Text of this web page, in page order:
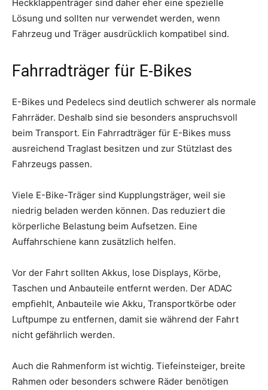
Heckklappenträger sind daher eher eine spezielle
Lösung und sollten nur verwendet werden, wenn
Fahrzeug und Träger ausdrücklich kompatibel sind.
Fahrradträger für E-Bikes
E-Bikes und Pedelecs sind deutlich schwerer als normale
Fahrräder. Deshalb sind sie besonders anspruchsvoll
beim Transport. Ein Fahrradträger für E-Bikes muss
ausreichend Traglast besitzen und zur Stützlast des
Fahrzeugs passen.
Viele E-Bike-Träger sind Kupplungsträger, weil sie
niedrig beladen werden können. Das reduziert die
körperliche Belastung beim Aufsetzen. Eine
Auffahrschiene kann zusätzlich helfen.
Vor der Fahrt sollten Akkus, lose Displays, Körbe,
Taschen und Anbauteile entfernt werden. Der ADAC
empfiehlt, Anbauteile wie Akku, Transportkörbe oder
Luftpumpe zu entfernen, damit sie während der Fahrt
nicht gefährlich werden.
Auch die Rahmenform ist wichtig. Tiefeinsteiger, breite
Rahmen oder besonders schwere Räder benötigen